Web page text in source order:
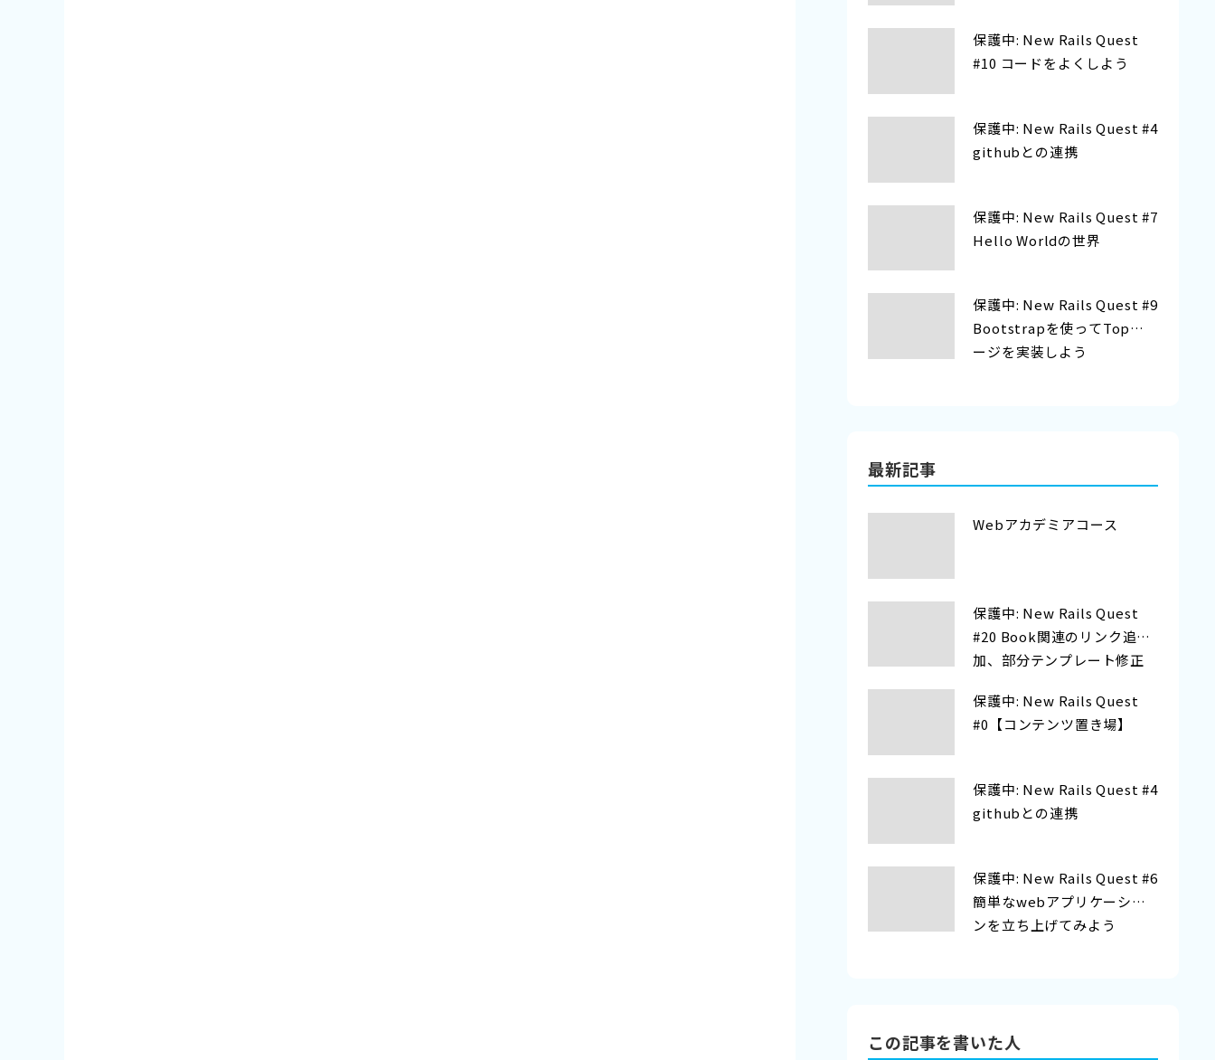
保護中: New Rails Quest
#10 コードをよくしよう
保護中: New Rails Quest #4
githubとの連携
保護中: New Rails Quest #7
Hello Worldの世界
保護中: New Rails Quest #9
Bootstrapを使ってTopペ
ージを実装しよう
最新記事
Webアカデミアコース
保護中: New Rails Quest
#20 Book関連のリンク追
加、部分テンプレート修正
保護中: New Rails Quest
#0【コンテンツ置き場】
保護中: New Rails Quest #4
githubとの連携
保護中: New Rails Quest #6
簡単なwebアプリケーショ
ンを立ち上げてみよう
この記事を書いた人